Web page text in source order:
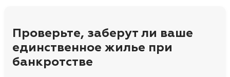
Проверьте, заберут ли ваше
единственное жилье при
банкротстве